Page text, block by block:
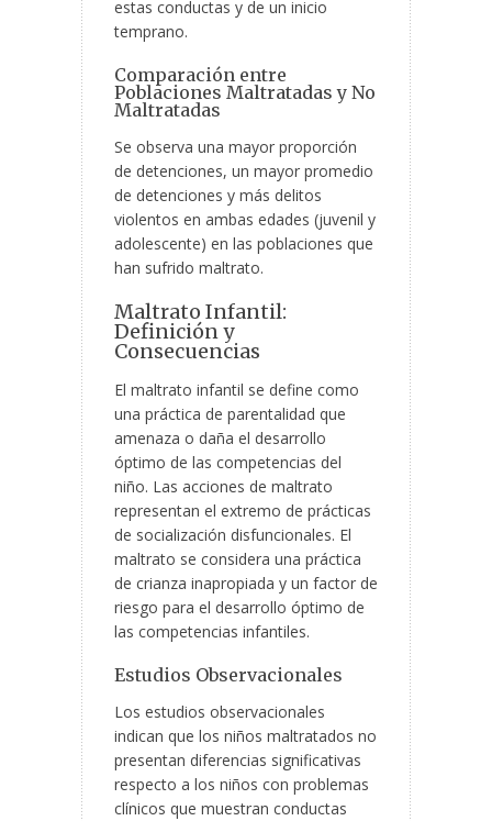
estas conductas y de un inicio
temprano.
Comparación entre
Poblaciones Maltratadas y No
Maltratadas
Se observa una mayor proporción
de detenciones, un mayor promedio
de detenciones y más delitos
violentos en ambas edades (juvenil y
adolescente) en las poblaciones que
han sufrido maltrato.
Maltrato Infantil:
Definición y
Consecuencias
El maltrato infantil se define como
una práctica de parentalidad que
amenaza o daña el desarrollo
óptimo de las competencias del
niño. Las acciones de maltrato
representan el extremo de prácticas
de socialización disfuncionales. El
maltrato se considera una práctica
de crianza inapropiada y un factor de
riesgo para el desarrollo óptimo de
las competencias infantiles.
Estudios Observacionales
Los estudios observacionales
indican que los niños maltratados no
presentan diferencias significativas
respecto a los niños con problemas
clínicos que muestran conductas